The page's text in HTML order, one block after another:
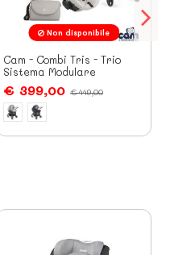
Non disponibile
Cam - Combi Tris - Trio
Sistema Modulare
€ 399,00 € 449,00